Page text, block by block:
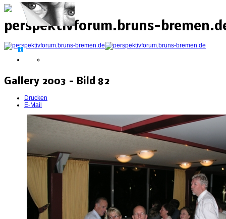
perspektivforum.bruns-
Gallery 2003 - Bild 82
Drucken
E-Mail